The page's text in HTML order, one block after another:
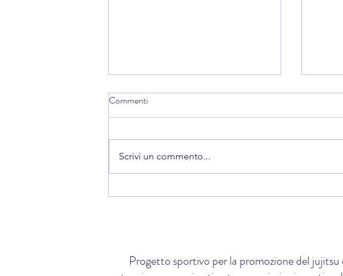
🌍 Da Finale Emilia al Board della
🏆 La
Commenti
Scrivi un commento...
Progetto sportivo per la promozione del